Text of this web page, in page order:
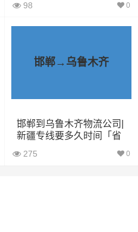
10吨 7×2.4×2.9
98 0
邯郸→乌鲁木齐
邯郸到乌鲁木齐物流公司|
新疆专线要多久时间「省
275 0